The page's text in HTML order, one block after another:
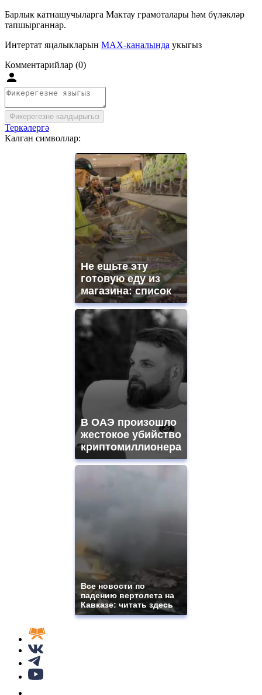
Барлык катнашучыларга Мактау грамоталары һәм бүләкләр
тапшырганнар.
Интертат яңалыкларын MAX-каналында укыгыз
Комментарийлар (0)
Фикерегезне калдырыгыз
Теркәлергә
Калган символлар:
Не ешьте эту
готовую еду из
магазина: список
В ОАЭ произошло
жестокое убийство
криптомиллионера
Все новости по
падению вертолета на
Кавказе: читать здесь